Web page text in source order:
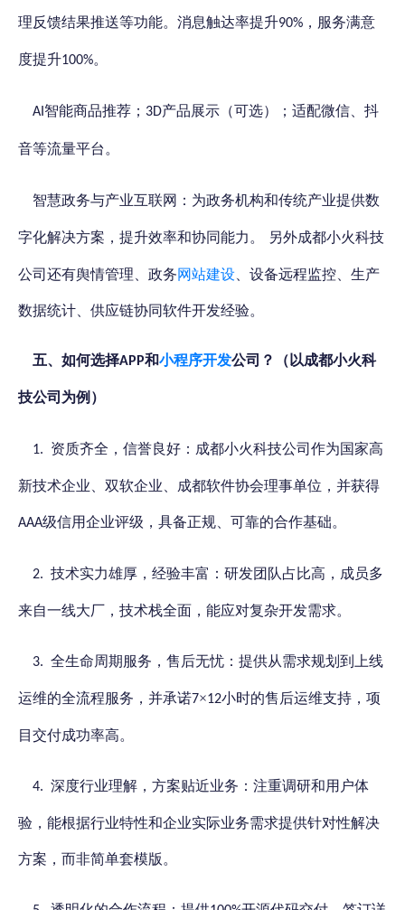
理反馈结果推送等功能。消息触达率提升90% ，服务满意
度提升100%。
AI 智能商品推荐； 3D产品展示（可选）；适配微信、抖
音等流量平台。
智慧政务与产业互联网：为政务机构和传统产业提供数
字化解决方案，提升效率和协同能力。 另外成都小火科技
公司还有舆情管理、政务网站建设、设备远程监控、生产
数据统计、供应链协同软件开发经验。
五、如何选择APP和小程序开发公司？（以成都小火科
技公司为例）
1. 资质齐全，信誉良好： 成都小火科技公司作为国家高
新技术企业、双软企业、成都软件协会理事单位，并获得
AAA级信用企业评级，具备正规、可靠的合作基础。
2. 技术实力雄厚，经验丰富：研发团队占比高，成员多
来自一线大厂，技术栈全面，能应对复杂开发需求。
3. 全生命周期服务，售后无忧：提供从需求规划到上线
运维的全流程服务，并承诺7×12小时的售后运维支持，项
目交付成功率高。
4. 深度行业理解，方案贴近业务：注重调研和用户体
验，能根据行业特性和企业实际业务需求提供针对性解决
方案，而非简单套模版。